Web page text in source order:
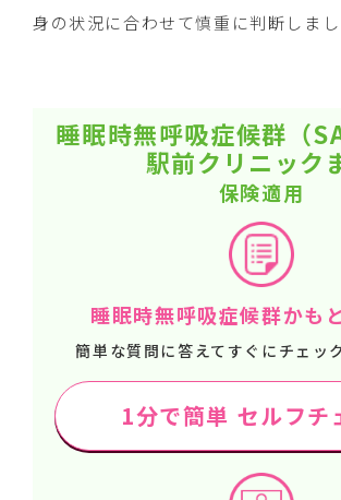
身の状況に合わせて慎重に判断しまし
睡眠時無呼吸症候群（
駅前クリニック
保険適用
睡眠時無呼吸症候群かも
簡単な質問に答えてすぐにチェッ
1分で簡単 セルフチ